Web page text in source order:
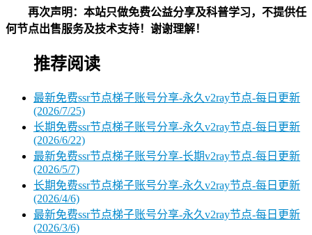
再次声明：本站只做免费公益分享及科普学习，不提供任
何节点出售服务及技术支持！谢谢理解！
推荐阅读
最新免费ssr节点梯子账号分享-永久v2ray节点-每日更新
(2026/7/25)
长期免费ssr节点梯子账号分享-永久v2ray节点-每日更新
(2026/6/22)
最新免费ssr节点梯子账号分享-长期v2ray节点-每日更新
(2026/5/7)
长期免费ssr节点梯子账号分享-永久v2ray节点-每日更新
(2026/4/6)
最新免费ssr节点梯子账号分享-永久v2ray节点-每日更新
(2026/3/6)